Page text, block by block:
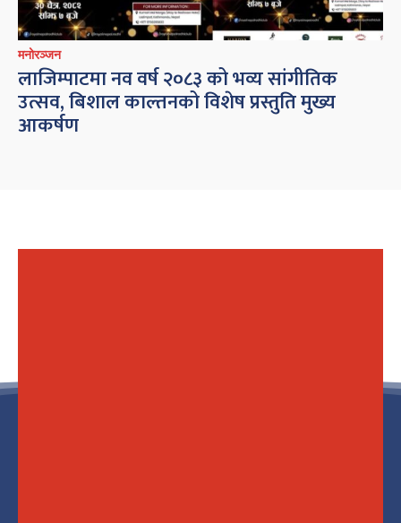
मनोरञ्जन
लाजिम्पाटमा नव वर्ष २०८३ को भव्य सांगीतिक
उत्सव, बिशाल काल्तनको विशेष प्रस्तुति मुख्य
आकर्षण